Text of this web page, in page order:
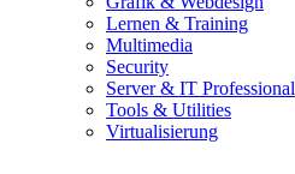
Lernen & Training
Multimedia
Security
Server & IT Professional
Tools & Utilities
Virtualisierung